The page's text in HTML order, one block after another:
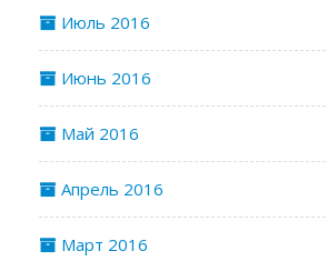
Июль 2016
Июнь 2016
Май 2016
Апрель 2016
Март 2016